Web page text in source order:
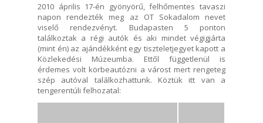
2010 április 17-én gyönyörű, felhőmentes tavaszi
napon rendezték meg az OT Sokadalom nevet
viselő rendezvényt. Budapasten 5 ponton
találkoztak a régi autók és aki mindet végigjárta
(mint én) az ajándékként egy tiszteletjegyet kapott a
Közlekedési Múzeumba. Ettől függetlenül is
érdemes volt körbeautózni a várost mert rengeteg
szép autóval találkozhattunk. Köztük itt van a
tengerentúli felhozatal: